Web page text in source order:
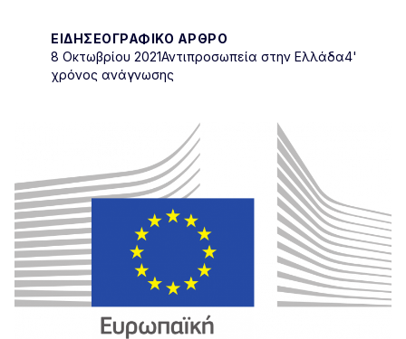
ΕΙΔΗΣΕΟΓΡΑΦΙΚΌ ΆΡΘΡΟ
8 Οκτωβρίου 2021Αντιπροσωπεία στην Ελλάδα4'
χρόνος ανάγνωσης